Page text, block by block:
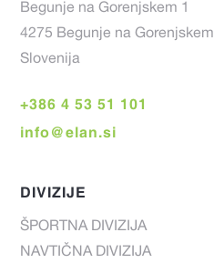
Begunje na Gorenjskem 1
4275 Begunje na Gorenjskem
Slovenija
+386 4 53 51 101
info@elan.si
DIVIZIJE
ŠPORTNA DIVIZIJA
NAVTIČNA DIVIZIJA